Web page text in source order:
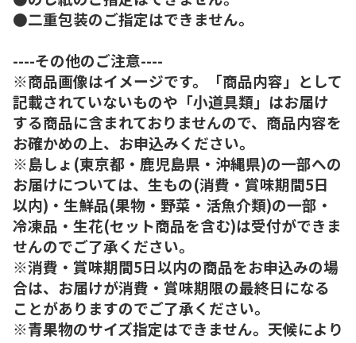
●二重包装のご指定はできません。
----その他のご注意----
※商品画像はイメージです。「商品内容」として
記載されていないものや「小道具類」はお届け
する商品に含まれておりませんので、商品内容を
お確かめの上、お申込みください。
※島しょ(東京都・鹿児島県・沖縄県)の一部への
お届けについては、生もの(消費・賞味期間5日
以内)・生鮮品(果物・野菜・活魚介類)の一部・
冷凍品・生花(セット商品を含む)は受付ができま
せんのでご了承ください。
※消費・賞味期間5日以内の商品をお申込みの場
合は、お届けが消費・賞味期限の最終日になる
ことがありますのでご了承ください。
※青果物のサイズ指定はできません。天候により